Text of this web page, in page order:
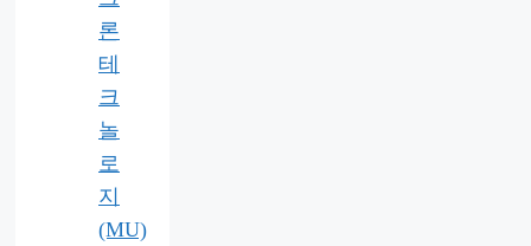
론
테
크
놀
로
지
(MU)